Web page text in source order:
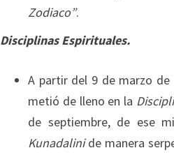
Zodiaco”.
Disciplinas Espirituales.
A partir del 9 de marzo de
metió de lleno en la
de septiembre, de ese
Kunadalinide manera